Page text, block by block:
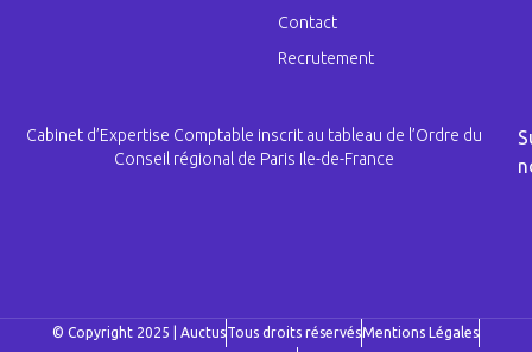
Contact
Recrutement
Cabinet d’Expertise Comptable inscrit au tableau de l’Ordre du
Conseil régional de Paris Ile-de-France
© Copyright 2025 | AuctusTous droits réservésMentions Légales